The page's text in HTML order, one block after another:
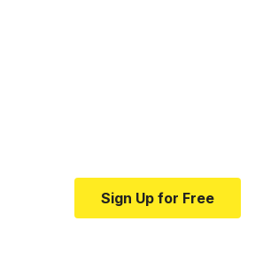
Sign Up for Free